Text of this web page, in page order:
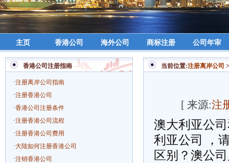
主页 香港公司 海外公司 商标注册 公司年审
香港公司注册指南
·注册离岸公司指南
·注册香港公司
·香港公司注册条件
·注册香港公司流程
·注册香港公司费用
·大陆如何注册香港公司
·注销香港公司
当前位置:注册离岸公司
[ 来源:注
澳大利亚公
利亚公司 ，
区别？澳公